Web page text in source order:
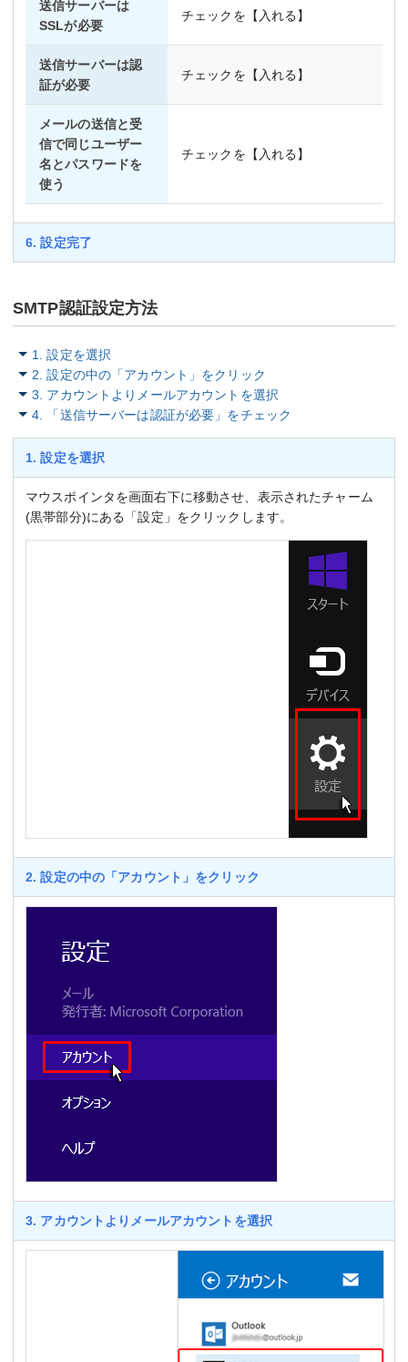
送信サーバーは
SSLが必要
チェックを【入れる】
送信サーバーは認
証が必要
チェックを【入れる】
メールの送信と受
信で同じユーザー
名とパスワードを
使う
チェックを【入れる】
6. 設定完了
SMTP認証設定方法
1. 設定を選択
2. 設定の中の「アカウント」をクリック
3. アカウントよりメールアカウントを選択
4. 「送信サーバーは認証が必要」をチェック
1. 設定を選択
マウスポインタを画面右下に移動させ、表示されたチャーム
(黒帯部分)にある「設定」をクリックします。
2. 設定の中の「アカウント」をクリック
3. アカウントよりメールアカウントを選択